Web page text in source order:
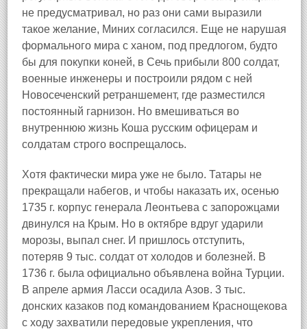
не предусматривал, но раз они сами выразили
такое желание, Миних согласился. Еще не нарушая
формального мира с ханом, под предлогом, будто
бы для покупки коней, в Сечь прибыли 800 солдат,
военные инженеры и построили рядом с ней
Новосеченский ретраншемент, где разместился
постоянный гарнизон. Но вмешиваться во
внутреннюю жизнь Коша русским офицерам и
солдатам строго воспрещалось.
Хотя фактически мира уже не было. Татары не
прекращали набегов, и чтобы наказать их, осенью
1735 г. корпус генерала Леонтьева с запорожцами
двинулся на Крым. Но в октябре вдруг ударили
морозы, выпал снег. И пришлось отступить,
потеряв 9 тыс. солдат от холодов и болезней. В
1736 г. была официально объявлена война Турции.
В апреле армия Ласси осадила Азов. 3 тыс.
донских казаков под командованием Краснощекова
с ходу захватили передовые укрепления, что